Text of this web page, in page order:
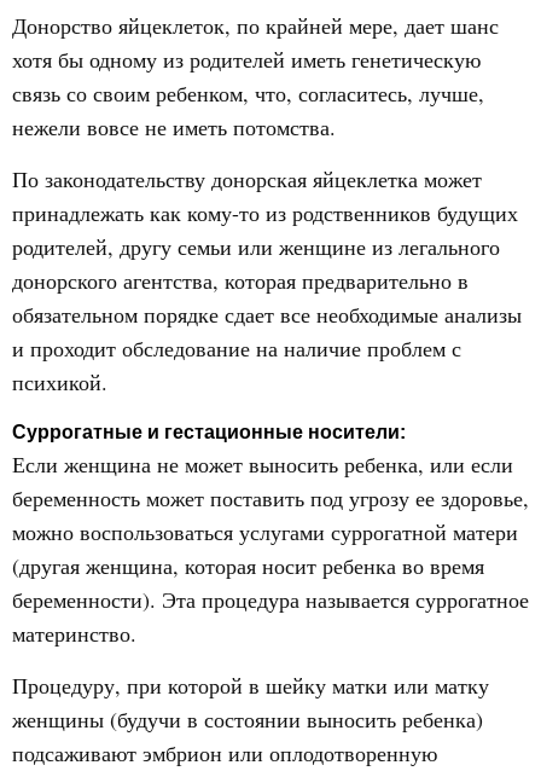
Донорство яйцеклеток, по крайней мере, дает шанс
хотя бы одному из родителей иметь генетическую
связь со своим ребенком, что, согласитесь, лучше,
нежели вовсе не иметь потомства.
По законодательству донорская яйцеклетка может
принадлежать как кому-то из родственников будущих
родителей, другу семьи или женщине из легального
донорского агентства, которая предварительно в
обязательном порядке сдает все необходимые анализы
и проходит обследование на наличие проблем с
психикой.
Суррогатные и гестационные носители:
Если женщина не может выносить ребенка, или если
беременность может поставить под угрозу ее здоровье,
можно воспользоваться услугами суррогатной матери
(другая женщина, которая носит ребенка во время
беременности). Эта процедура называется суррогатное
материнство.
Процедуру, при которой в шейку матки или матку
женщины (будучи в состоянии выносить ребенка)
подсаживают эмбрион или оплодотворенную